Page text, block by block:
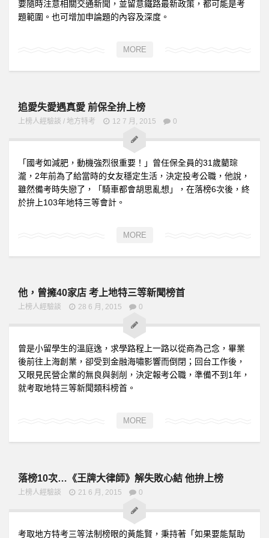
要隨時注意相關交通新聞，並留意鐵路最新政策，都可能是考
題範圍。也可增加申論題的內容及深度。
MORE
追愛失愛遇真愛 前保全拚上榜
上榜人經驗談 / 地方特考 12 7 月, 2015 0
「國考如減肥，動機強烈很重要！」曾任保全員的31歲藺琮
瀧，2年前為了給當時的女友穩定生活，決定投考公職，他說，
雖然備考時失戀了，「騎車都會胡思亂想」，在落榜6次後，終
於拚上103年地特三等會計。
MORE
他，曾擁40家店 考上地特三等新聞榜首
上榜人經驗談 28 6 月, 2015 0
曾是小留學生的溫庭逸，求學路程上一路以從商為己念，畢業
後前往上海創業，卻受到金融海嘯影響而倒閉；回台工作後，
又眼見民營企業的無良與剝削，決定報考公職，準備不到1年，
就考取地特三等新聞類科榜首。
MORE
落榜10次…《王牌大律師》解失敗心結 他拚上榜
上榜人經驗談 21 6 月, 2015 0
考取地方特考三等法制榜眼的黃能賢，秉持著「如果要能幫助